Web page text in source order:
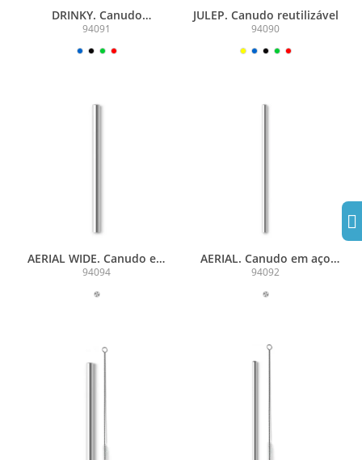
DRINKY. Canudo
reutilizável
94091
JULEP. Canudo reutilizável
94090
AERIAL WIDE. Canudo em
aço inox
94094
AERIAL. Canudo em aço
inox
94092